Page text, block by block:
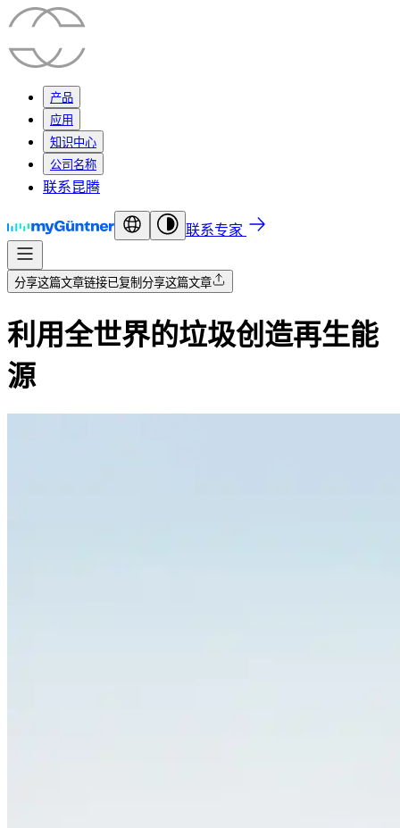
产品
应用
知识中心
公司名称
联系昆腾
联系专家
分享这篇文章链接已复制 分享这篇文章
利用全世界的垃圾创造再生能
源